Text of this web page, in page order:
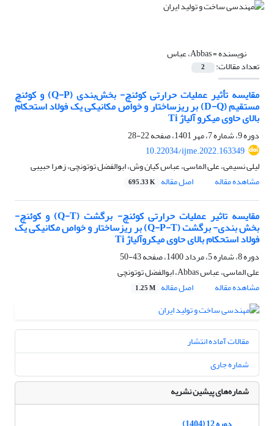
نویسنده =Abbas، عباس
تعداد مقالات: 2
مقایسه تأثیر عملیات حرارتی کوئنچ- بخش‌بندی (Q-P) و کوئنچ
مستقیم (D-Q) بر ریزساختار و خواص مکانیکی یک فولاد استحکام
بالای حاوی میکرو آلیاژ Ti
دوره 9، شماره 7، مهر 1401، صفحه
22-28
10.22034/ijme.2022.163349
لیلی نسیمی، علی الماسی، عباس کیان وش، ابوالفضل توتونچی، زهرا حبیبی
مشاهده مقاله
اصل مقاله 695.33 K
مقایسه تاثیر عملیات حرارتی کوئنچ- برگشت (Q-T) و کوئنچ-
بخش بندی- برگشت (Q-P-T) بر ریزساختار و خواص مکانیکی یک
فولاد استحکام بالای حاوی میکروآلیاژ Ti
دوره 8، شماره 5، مرداد 1400، صفحه
43-50
علی الماسی، عباس Abbas، ابوالفضل توتونچی
مشاهده مقاله
اصل مقاله 1.25 M
مقالات آماده انتشار
شماره جاری
شماره‌های پیشین نشریه